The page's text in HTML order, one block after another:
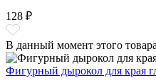
128 ₽
В данный момент этого
Фигурный дырокол для края